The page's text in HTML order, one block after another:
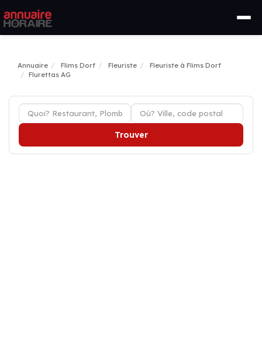
Annuaire Flims Dorf Fleuriste
Fleuriste à Flims Dorf
Flurettas AG
Trouver